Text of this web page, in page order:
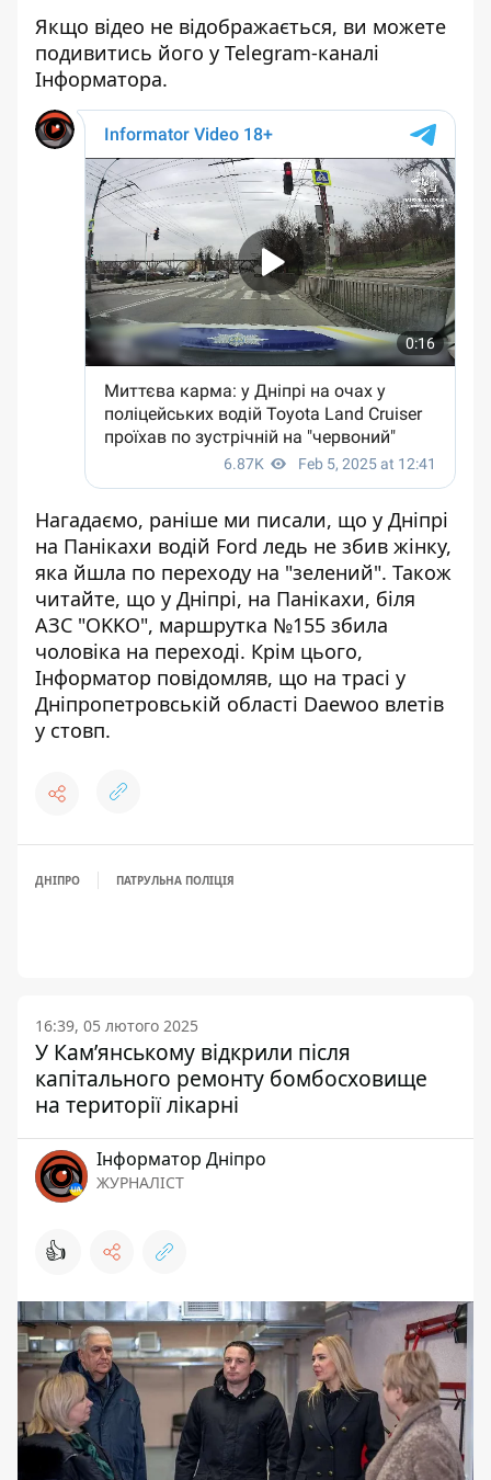
Якщо відео не відображається, ви можете
подивитись його у Telegram-каналі
Інформатора.
Нагадаємо, раніше ми писали, що у Дніпрі
на Панікахи водій Ford ледь не збив жінку,
яка йшла по переходу на "зелений". Також
читайте, що у Дніпрі, на Панікахи, біля
АЗС "OKKO", маршрутка №155 збила
чоловіка на переході. Крім цього,
Інформатор повідомляв, що на трасі у
Дніпропетровській області Daewoo влетів
у стовп.
ДНІПРО ПАТРУЛЬНА ПОЛІЦІЯ
16:39, 05 лютого 2025
У Кам’янському відкрили після
капітального ремонту бомбосховище
на території лікарні
Інформатор Дніпро
ЖУРНАЛІСТ
👍